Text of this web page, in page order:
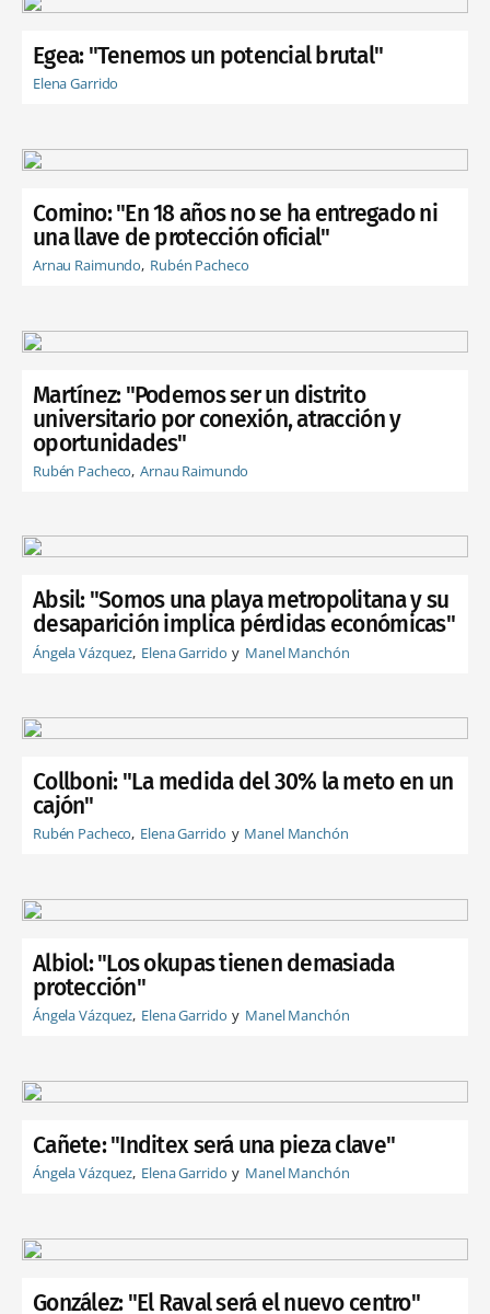
Egea: "Tenemos un potencial brutal"
Elena Garrido
Comino: "En 18 años no se ha entregado ni
una llave de protección oficial"
Arnau Raimundo Rubén Pacheco
Martínez: "Podemos ser un distrito
universitario por conexión, atracción y
oportunidades"
Rubén Pacheco Arnau Raimundo
Absil: "Somos una playa metropolitana y su
desaparición implica pérdidas económicas"
Ángela Vázquez Elena Garrido Manel Manchón
Collboni: "La medida del 30% la meto en un
cajón"
Rubén Pacheco Elena Garrido Manel Manchón
Albiol: "Los okupas tienen demasiada
protección"
Ángela Vázquez Elena Garrido Manel Manchón
Cañete: "Inditex será una pieza clave"
Ángela Vázquez Elena Garrido Manel Manchón
González: "El Raval será el nuevo centro"